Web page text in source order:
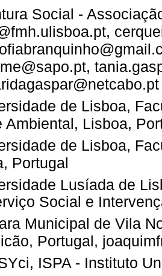
Social -
de Lisboa,
Ambiental, Lisboa,
de Lisboa,
Portugal
Lusíada de
Social e
Municipal de Vila
Portugal,
ISPA - Instituto